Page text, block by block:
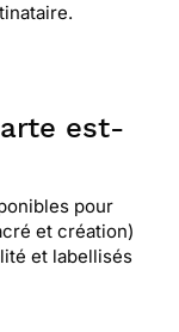
est-
pour
et création)
et labellisés